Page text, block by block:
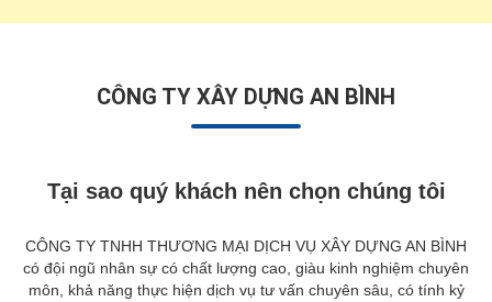
CÔNG TY XÂY DỰNG AN BÌNH
Tại sao quý khách nên chọn chúng tôi
CÔNG TY TNHH THƯƠNG MẠI DỊCH VỤ XÂY DỰNG AN BÌNH
có đội ngũ nhân sự có chất lượng cao, giàu kinh nghiệm chuyên
môn, khả năng thực hiện dịch vụ tư vấn chuyên sâu, có tính kỷ